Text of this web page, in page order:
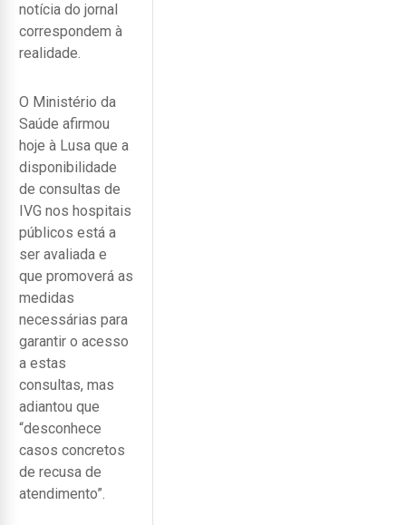
notícia do jornal
correspondem à
realidade.
O Ministério da
Saúde afirmou
hoje à Lusa que a
disponibilidade
de consultas de
IVG nos hospitais
públicos está a
ser avaliada e
que promoverá as
medidas
necessárias para
garantir o acesso
a estas
consultas, mas
adiantou que
“desconhece
casos concretos
de recusa de
atendimento”.